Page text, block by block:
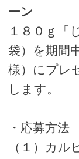
ーン
１８０ｇ「
袋）を期間
様）にプレ
します。
・応募方法
（１）カル